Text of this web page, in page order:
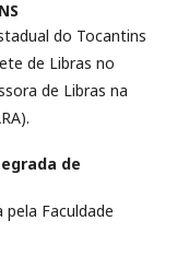
do Tocantins
de Libras no
de Libras na
de
Faculdade